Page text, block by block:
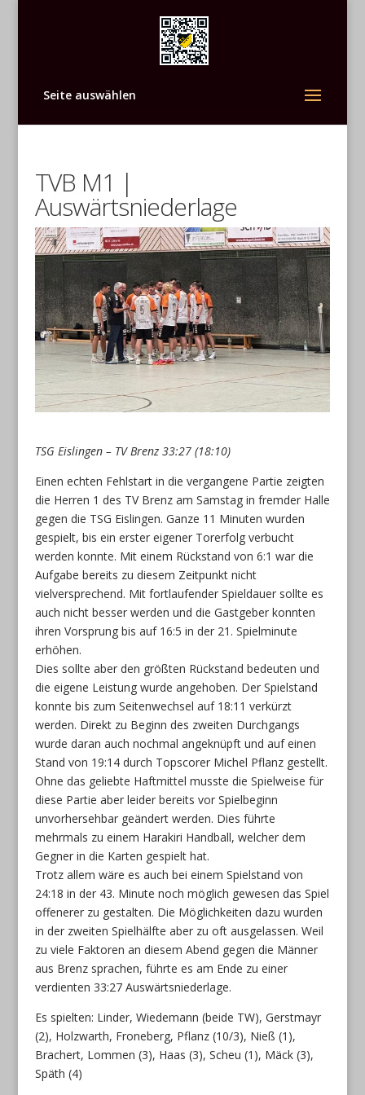
Seite auswählen
TVB M1 |
Auswärtsniederlage
TSG Eislingen – TV Brenz 33:27 (18:10)
Einen echten Fehlstart in die vergangene Partie zeigten
die Herren 1 des TV Brenz am Samstag in fremder Halle
gegen die TSG Eislingen. Ganze 11 Minuten wurden
gespielt, bis ein erster eigener Torerfolg verbucht
werden konnte. Mit einem Rückstand von 6:1 war die
Aufgabe bereits zu diesem Zeitpunkt nicht
vielversprechend. Mit fortlaufender Spieldauer sollte es
auch nicht besser werden und die Gastgeber konnten
ihren Vorsprung bis auf 16:5 in der 21. Spielminute
erhöhen.
Dies sollte aber den größten Rückstand bedeuten und
die eigene Leistung wurde angehoben. Der Spielstand
konnte bis zum Seitenwechsel auf 18:11 verkürzt
werden. Direkt zu Beginn des zweiten Durchgangs
wurde daran auch nochmal angeknüpft und auf einen
Stand von 19:14 durch Topscorer Michel Pflanz gestellt.
Ohne das geliebte Haftmittel musste die Spielweise für
diese Partie aber leider bereits vor Spielbeginn
unvorhersehbar geändert werden. Dies führte
mehrmals zu einem Harakiri Handball, welcher dem
Gegner in die Karten gespielt hat.
Trotz allem wäre es auch bei einem Spielstand von
24:18 in der 43. Minute noch möglich gewesen das Spiel
offenerer zu gestalten. Die Möglichkeiten dazu wurden
in der zweiten Spielhälfte aber zu oft ausgelassen. Weil
zu viele Faktoren an diesem Abend gegen die Männer
aus Brenz sprachen, führte es am Ende zu einer
verdienten 33:27 Auswärtsniederlage.
Es spielten: Linder, Wiedemann (beide TW), Gerstmayr
(2), Holzwarth, Froneberg, Pflanz (10/3), Nieß (1),
Brachert, Lommen (3), Haas (3), Scheu (1), Mäck (3),
Späth (4)